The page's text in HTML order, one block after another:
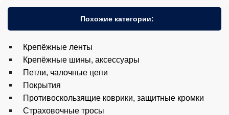
Похожие категории:
Крепёжные ленты
Крепёжные шины, аксессуары
Петли, чалочные цепи
Покрытия
Противоскользящие коврики, защитные кромки
Страховочные тросы